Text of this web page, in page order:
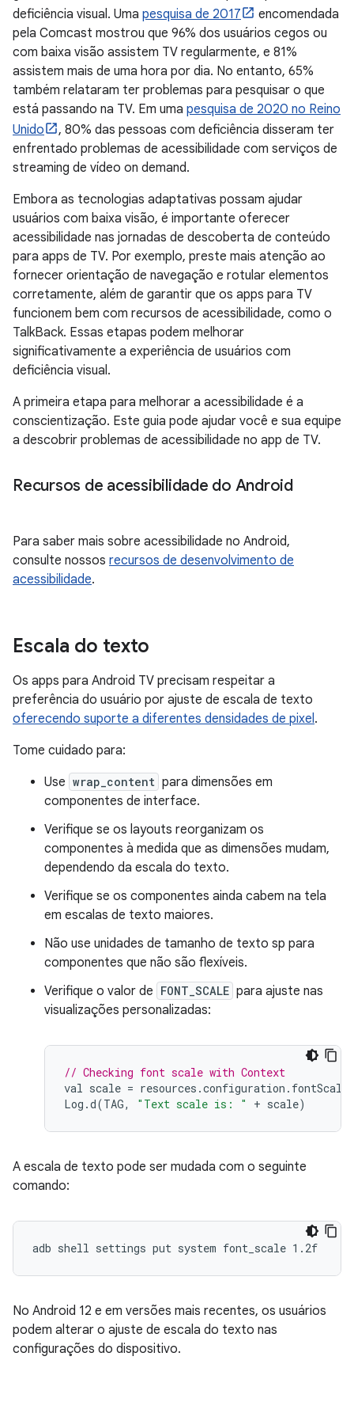
deficiência visual. Uma pesquisa de 2017
encomendada
pela Comcast mostrou que 96% dos usuários cegos ou
com baixa visão assistem TV regularmente, e 81%
assistem mais de uma hora por dia. No entanto, 65%
também relataram ter problemas para pesquisar o que
está passando na TV. Em uma pesquisa de 2020 no Reino
Unido
, 80% das pessoas com deficiência disseram ter
enfrentado problemas de acessibilidade com serviços de
streaming de vídeo on demand.
Embora as tecnologias adaptativas possam ajudar
usuários com baixa visão, é importante oferecer
acessibilidade nas jornadas de descoberta de conteúdo
para apps de TV. Por exemplo, preste mais atenção ao
fornecer orientação de navegação e rotular elementos
corretamente, além de garantir que os apps para TV
funcionem bem com recursos de acessibilidade, como o
TalkBack. Essas etapas podem melhorar
significativamente a experiência de usuários com
deficiência visual.
A primeira etapa para melhorar a acessibilidade é a
conscientização. Este guia pode ajudar você e sua equipe
a descobrir problemas de acessibilidade no app de TV.
Recursos de acessibilidade do Android
Para saber mais sobre acessibilidade no Android,
consulte nossos recursos de desenvolvimento de
acessibilidade.
Escala do texto
Os apps para Android TV precisam respeitar a
preferência do usuário por ajuste de escala de texto
oferecendo suporte a diferentes densidades de pixel.
Tome cuidado para:
Use wrap_content para dimensões em
componentes de interface.
Verifique se os layouts reorganizam os
componentes à medida que as dimensões mudam,
dependendo da escala do texto.
Verifique se os componentes ainda cabem na tela
em escalas de texto maiores.
Não use unidades de tamanho de texto sp para
componentes que não são flexíveis.
Verifique o valor de FONT_SCALE para ajuste nas
visualizações personalizadas:
// Checking font scale with Context
val scale = resources .configuration . fontScale
Log .d(TAG, "Text scale is: " + scale)
A escala de texto pode ser mudada com o seguinte
comando:
No Android 12 e em versões mais recentes, os usuários
podem alterar o ajuste de escala do texto nas
configurações do dispositivo.